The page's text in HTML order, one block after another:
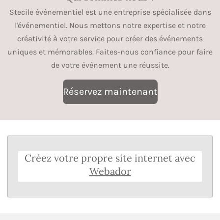
Stecile événementiel est une entreprise spécialisée dans
l'événementiel. Nous mettons notre expertise et notre
créativité à votre service pour créer des événements
uniques et mémorables. Faites-nous confiance pour faire
de votre événement une réussite.
Réservez maintenant
Créez votre propre site internet avec
Webador